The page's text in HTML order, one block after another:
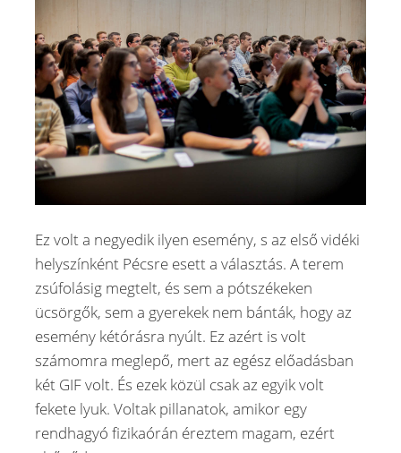
Ez volt a negyedik ilyen esemény, s az első vidéki
helyszínként Pécsre esett a választás. A terem
zsúfolásig megtelt, és sem a pótszékeken
ücsörgők, sem a gyerekek nem bánták, hogy az
esemény kétórásra nyúlt. Ez azért is volt
számomra meglepő, mert az egész előadásban
két GIF volt. És ezek közül csak az egyik volt
fekete lyuk. Voltak pillanatok, amikor egy
rendhagyó fizikaórán éreztem magam, ezért